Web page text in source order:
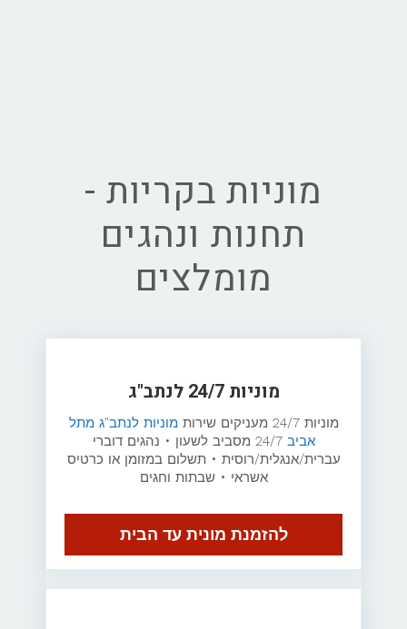
מוניות בקריות -
תחנות ונהגים
מומלצים
מוניות 24/7 לנתב"ג
מוניות 24/7 מעניקים שירות
מוניות לנתב"ג מתל
אביב
24/7 מסביב לשעון • נהגים דוברי
עברית/אנגלית/רוסית • תשלום במזומן או כרטיס
אשראי • שבתות וחגים
להזמנת מונית עד הבית